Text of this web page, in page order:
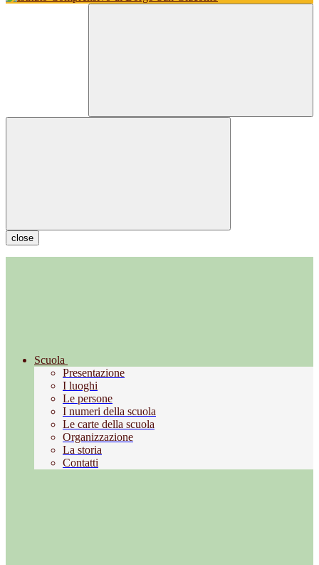
close
Scuola
Presentazione
I luoghi
Le persone
I numeri della scuola
Le carte della scuola
Organizzazione
La storia
Contatti